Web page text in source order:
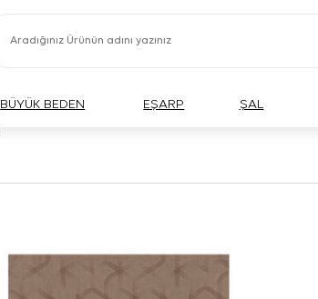
BÜYÜK BEDEN EŞARP ŞAL